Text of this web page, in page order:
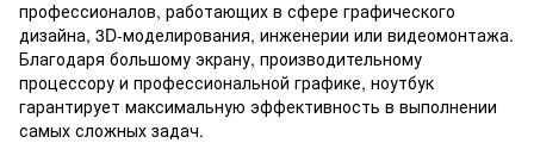
профессионалов, работающих в сфере графического
дизайна, 3D-моделирования, инженерии или видеомонтажа.
Благодаря большому экрану, производительному
процессору и профессиональной графике, ноутбук
гарантирует максимальную эффективность в выполнении
самых сложных задач.